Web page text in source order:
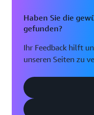
Haben Sie die
gefunden?
Ihr Feedback hilft
unseren Seiten zu